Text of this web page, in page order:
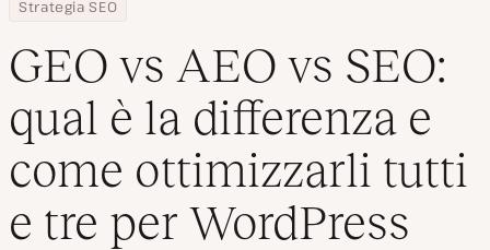
Prezzi
Contatti
Strategia SEO
GEO vs AEO vs SEO:
qual è la differenza e
come ottimizzarli tutti
e tre per WordPress